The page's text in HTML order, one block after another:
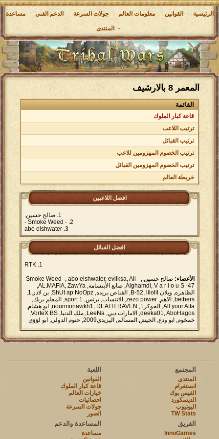
الرئيسية - القوانين - معلومات العالم - جولات السرعة - الدعم الفني - مساعدة
- المنتدى
المعمر 8 بالارشيف
القائمة
قاعة كبار الملوك
ترتيب اللاعب
ترتيب القبائل
ترتيب الخصوم المهزومين للاعب
ترتيب الخصوم المهزومين القبائل
خريطة العالم
افضل اللاعبين
صالح حسين.
- Smoke Weed -
abo elshwater
افضل القبائل
RTK
الأعضاء:
صالح حسين., - Smoke Weed -, abo elshwater, evilksa, Ali
Alghamdi, V a r i o u S -47, صانع الأبتسامة, AL.MAFIA, ZawYa,
الظاهره, ويلان B-52, lilolil, القناص بريده, ShUt ap NoOpz, بن لادن1,
beibers, الاهم, zezo power, الانتساب, برنس, sport 1, المعلم بريك,
All your Atta, الجوكر1, nourmonawkh1, DEATH RAVEN, ابو هشام,
deeka01, AboHagos, الامارات دبي, LeeNa, ملك الدنيا, VorteX BS,
خمخوم, ابو ودع, الجيش المسالم, اليزيدي2009, حتوم الدولي, ابو لؤؤي
اللعبة
القوانين
قاعة كبار الملوك
خيارات العالم
احصائيات
جولات السرعة
الصور
المجتمع
المنتدى
انستغرام
الفيس بوك
الديسكورد
اليوتيوب
TW Stats
المساعدة والدعم
مساعدة
الفريق
InnoGames